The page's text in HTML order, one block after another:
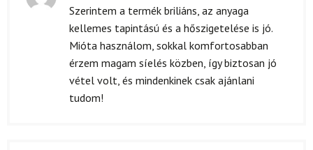
Értékelés:
/ 5
Szerintem a termék briliáns, az anyaga
kellemes tapintású és a hőszigetelése is jó.
Mióta használom, sokkal komfortosabban
érzem magam síelés közben, így biztosan jó
vétel volt, és mindenkinek csak ajánlani
tudom!